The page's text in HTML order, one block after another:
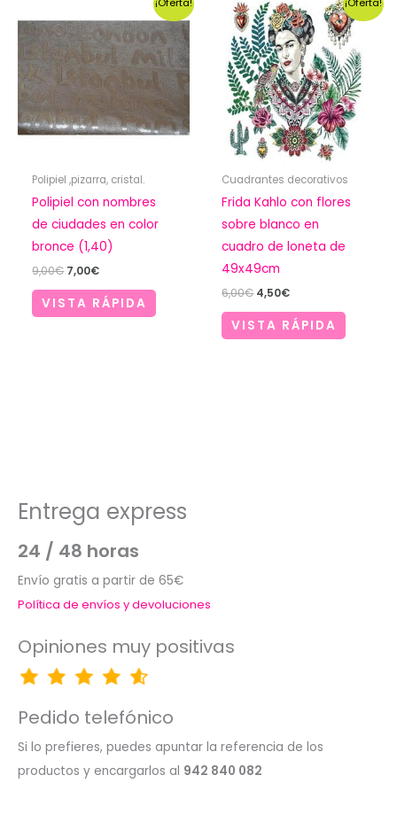
¡Oferta!
Polipiel ,pizarra, cristal.
Polipiel con nombres
de ciudades en color
bronce (1,40)
9,00€ El
original
era:
7,00€El
actual
es:
VISTA RÁPIDA
¡Oferta!
Cuadrantes decorativos
Frida Kahlo con flores
sobre blanco en
cuadro de loneta de
49x49cm
6,00€ El
original
era:
4,50€El
actual
es:
VISTA RÁPIDA
Entrega express
24 / 48 horas
Envío gratis a partir de 65€
Política de envíos y devoluciones
Opiniones muy positivas
Pedido telefónico
Si lo prefieres, puedes apuntar la referencia de los
productos y encargarlos al 942 840 082